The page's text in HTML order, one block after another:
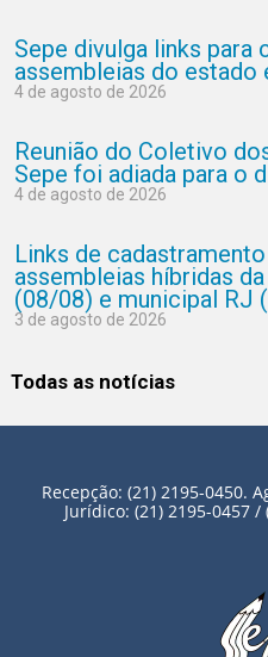
Sepe divulga links para
assembleias do estado
4 de agosto de 2026
Reunião do Coletivo
Sepe foi adiada para o
4 de agosto de 2026
Links de
assembleias híbridas
(08/08) e municipal RJ
3 de agosto de 2026
Todas as notícias
Recepção: (21) 2195-0450.
Jurídico: (21) 2195-0457 /